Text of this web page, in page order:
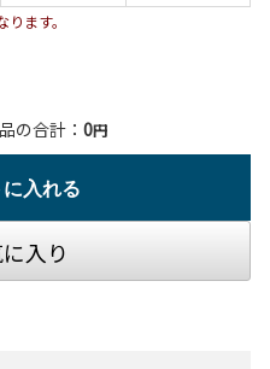
ます。
の合計： 0円
に入れる
入り